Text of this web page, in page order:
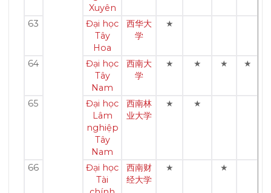
Xuyên
63
Đại học
Tây
Hoa
西华大
学
★
64
Đại học
Tây
Nam
西南大
学
★ ★ ★ ★
65
Đại học
Lâm
nghiệp
Tây
Nam
西南林
业大学
★ ★
66
Đại học
Tài
西南财
经大学
★ ★